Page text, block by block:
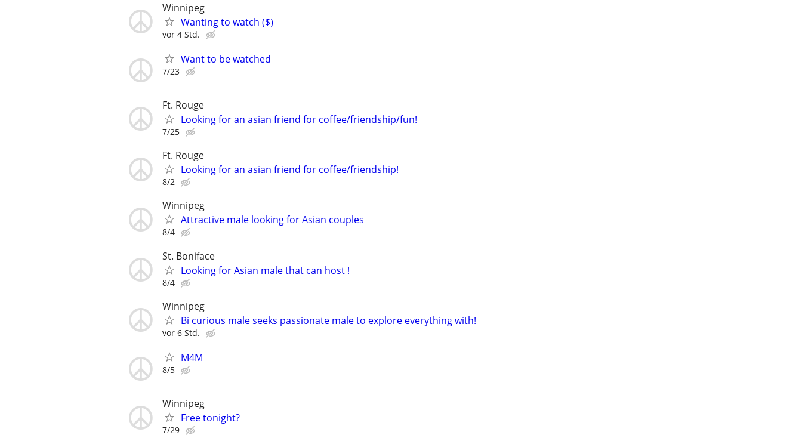
Winnipeg
Wanting to watch ($)
vor 4 Std.
Want to be watched
7/23
Ft. Rouge
Looking for an asian friend for coffee/friendship/fun!
7/25
Ft. Rouge
Looking for an asian friend for coffee/friendship!
8/2
Winnipeg
Attractive male looking for Asian couples
8/4
St. Boniface
Looking for Asian male that can host !
8/4
Winnipeg
Bi curious male seeks passionate male to explore everything with!
vor 6 Std.
M4M
8/5
Winnipeg
Free tonight?
7/29